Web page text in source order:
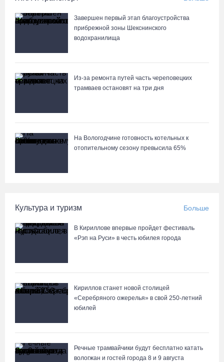
Завершен первый этап благоустройства
прибрежной зоны Шекснинского
водохранилища
Из-за ремонта путей часть череповецких
трамваев остановят на три дня
На Вологодчине готовность котельных к
отопительному сезону превысила 65%
Культура и туризм Больше
В Кириллове впервые пройдет фестиваль
«Рэп на Руси» в честь юбилея города
Кириллов станет новой столицей
«Серебряного ожерелья» в свой 250-летний
юбилей
Речные трамвайчики будут бесплатно катать
вологжан и гостей города 8 и 9 августа